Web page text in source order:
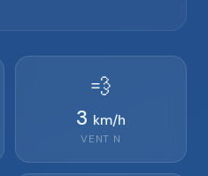
💨
3 km/h
VENT N